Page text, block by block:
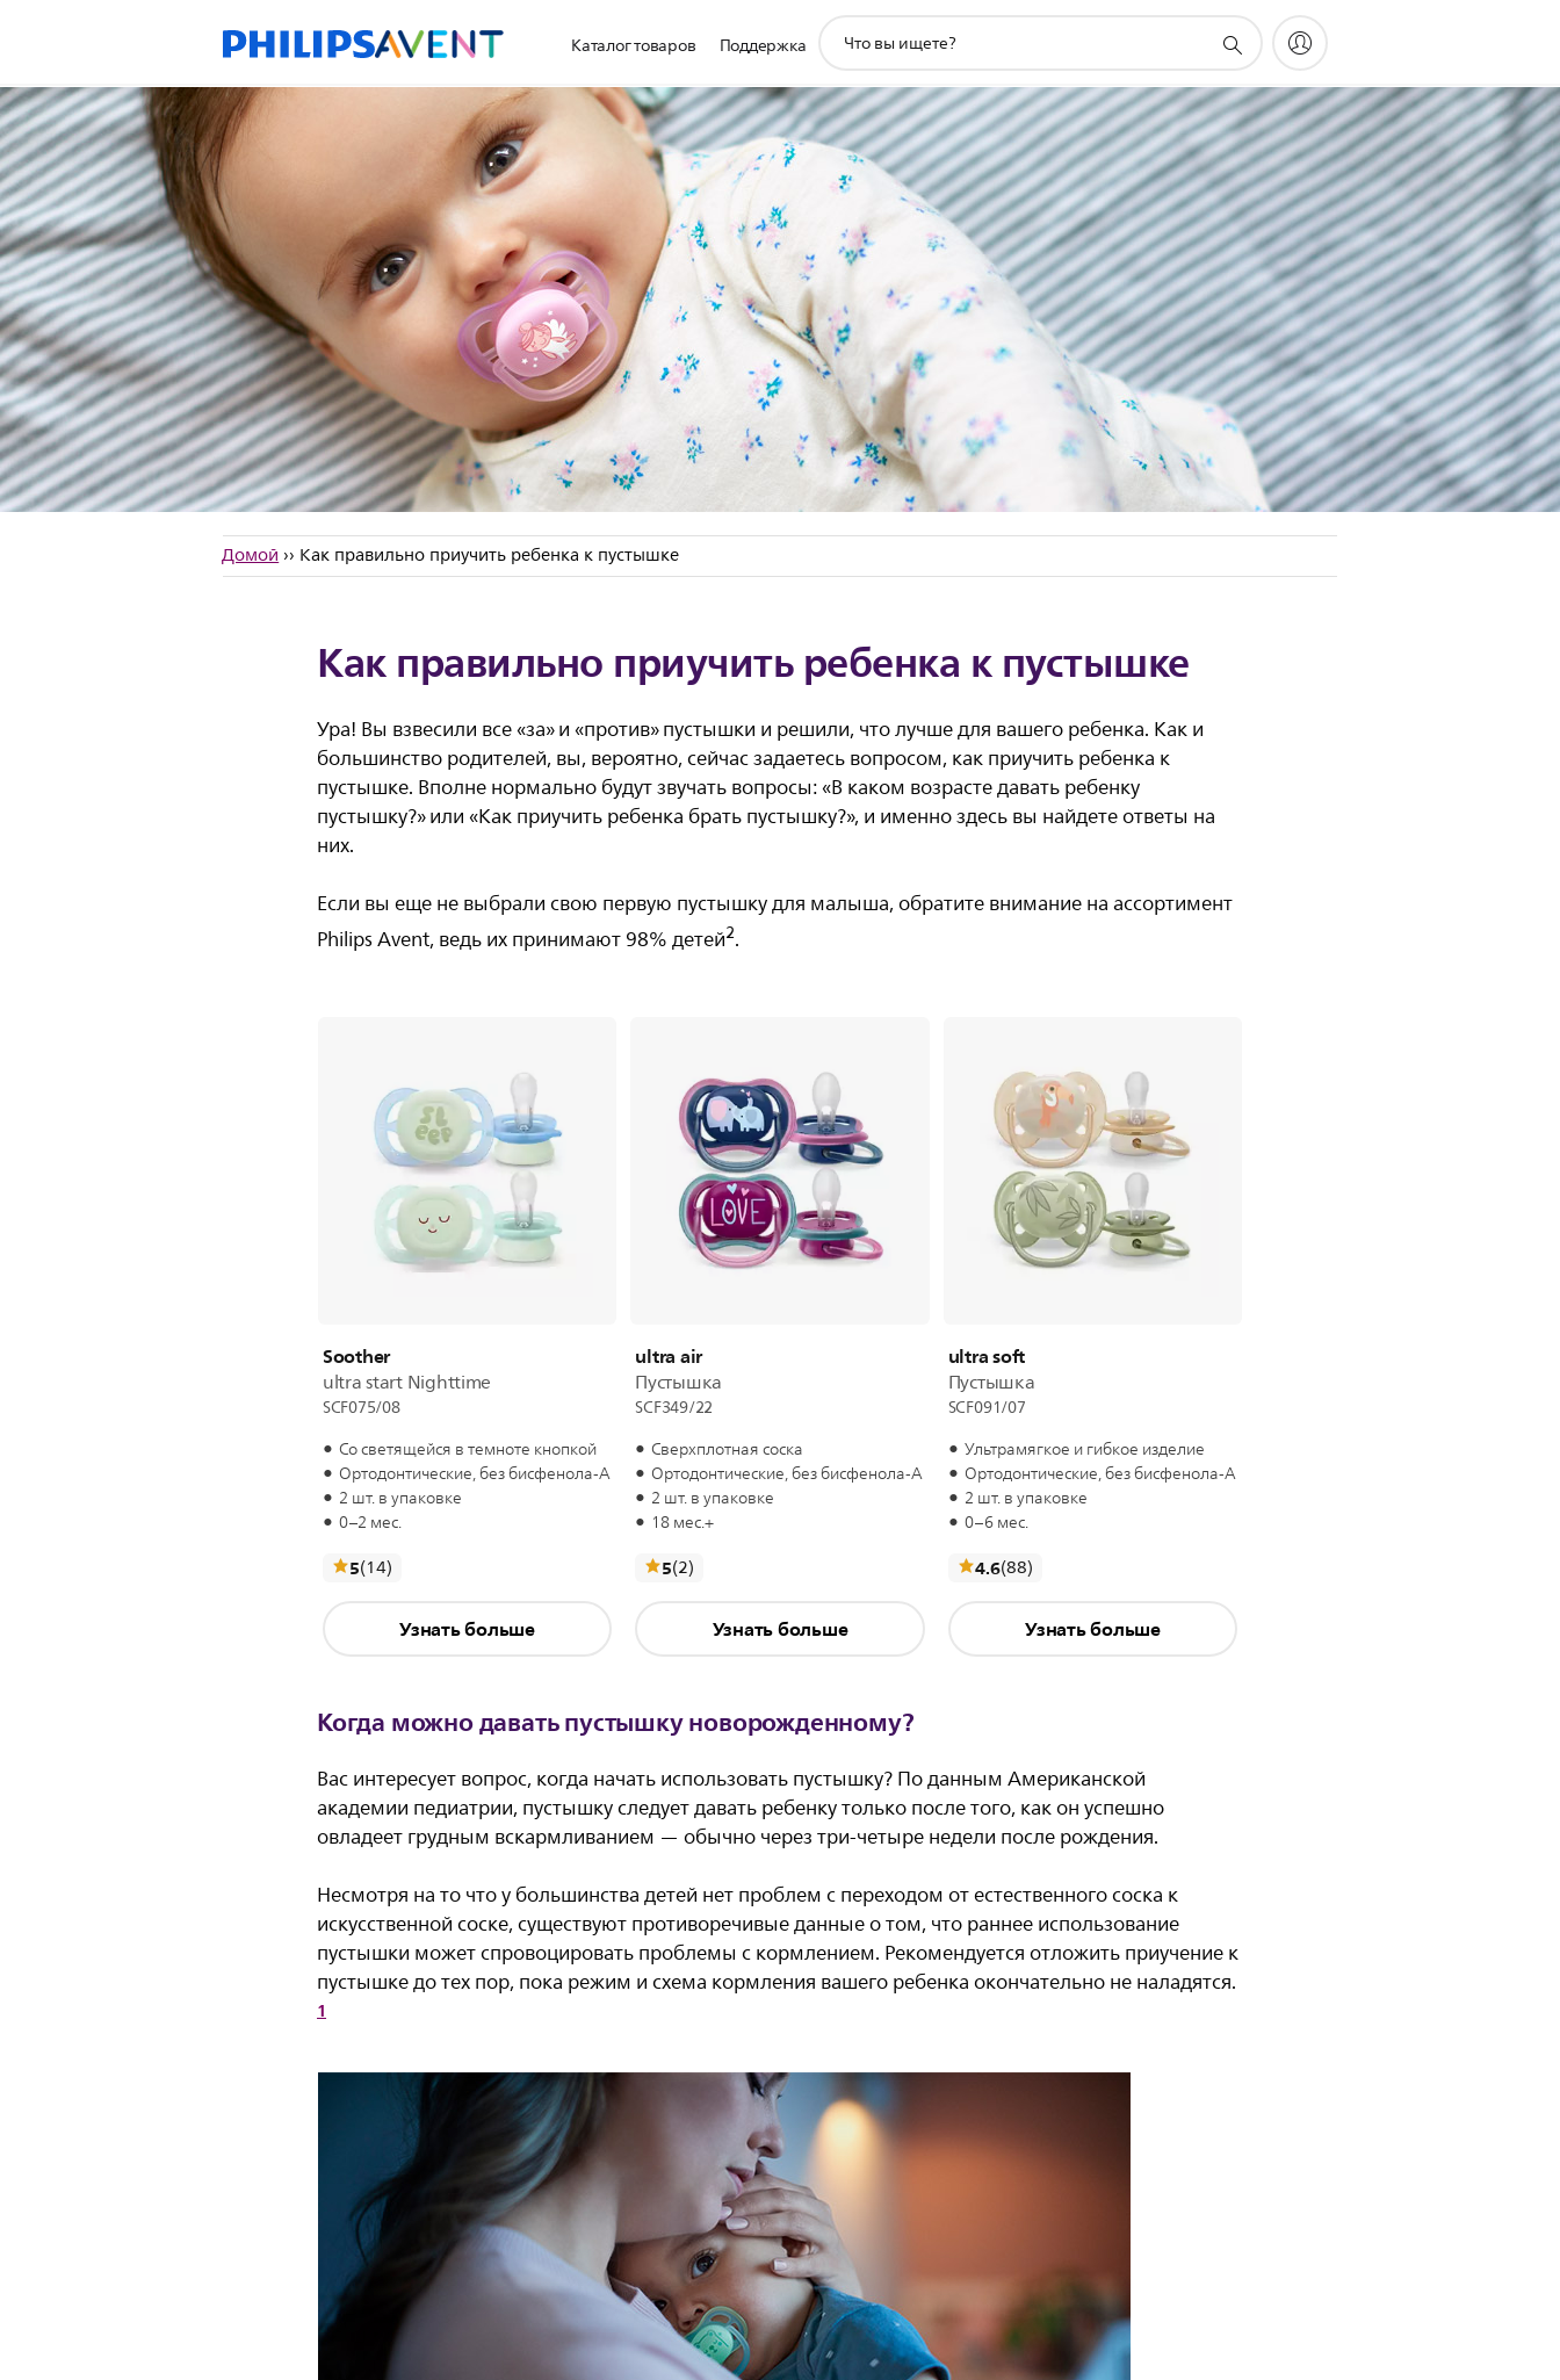
Каталог товаров Поддержка
поддержки
Домой›› Как правильно приучить ребенка к пустышке
Как правильно приучить ребенка к пустышке
Ура! Вы взвесили все «за» и «против» пустышки и решили, что лучше для вашего ребенка. Как и
большинство родителей, вы, вероятно, сейчас задаетесь вопросом, как приучить ребенка к
пустышке. Вполне нормально будут звучать вопросы: «В каком возрасте давать ребенку
пустышку?» или «Как приучить ребенка брать пустышку?», и именно здесь вы найдете ответы на
них.
Если вы еще не выбрали свою первую пустышку для малыша, обратите внимание на ассортимент
Philips Avent, ведь их принимают 98% детей2.
Soother
ultra start Nighttime
SCF075/08
Со светящейся в темноте кнопкой
Ортодонтические, без бисфенола-А
2 шт. в упаковке
0–2 мес.
5(14отзывы
)
Узнать больше
ultra air
Пустышка
SCF349/22
Сверхплотная соска
Ортодонтические, без бисфенола-А
2 шт. в упаковке
18 мес.+
5(2отзывы
)
Узнать больше
ultra soft
Пустышка
SCF091/07
Ультрамягкое и гибкое изделие
Ортодонтические, без бисфенола-А
2 шт. в упаковке
0–6 мес.
4.6(88отзывы
)
Узнать больше
Когда можно давать пустышку новорожденному?
Вас интересует вопрос, когда начать использовать пустышку? По данным Американской
академии педиатрии, пустышку следует давать ребенку только после того, как он успешно
овладеет грудным вскармливанием — обычно через три-четыре недели после рождения.
Несмотря на то что у большинства детей нет проблем с переходом от естественного соска к
искусственной соске, существуют противоречивые данные о том, что раннее использование
пустышки может спровоцировать проблемы с кормлением. Рекомендуется отложить приучение к
пустышке до тех пор, пока режим и схема кормления вашего ребенка окончательно не наладятся.
1